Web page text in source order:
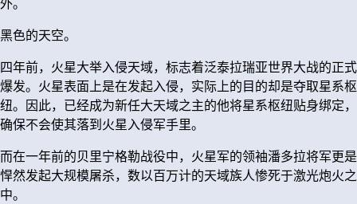
外。
黑色的天空。
四年前，火星大举入侵天域，标志着泛泰拉瑞亚世界大战的正式
爆发。火星表面上是在发起入侵，实际上的目的却是夺取星系枢
纽。因此，已经成为新任大天域之主的他将星系枢纽贴身绑定，
确保不会使其落到火星入侵军手里。
而在一年前的贝里宁格勒战役中，火星军的领袖潘多拉将军更是
悍然发起大规模屠杀，数以百万计的天域族人惨死于激光炮火之
中。